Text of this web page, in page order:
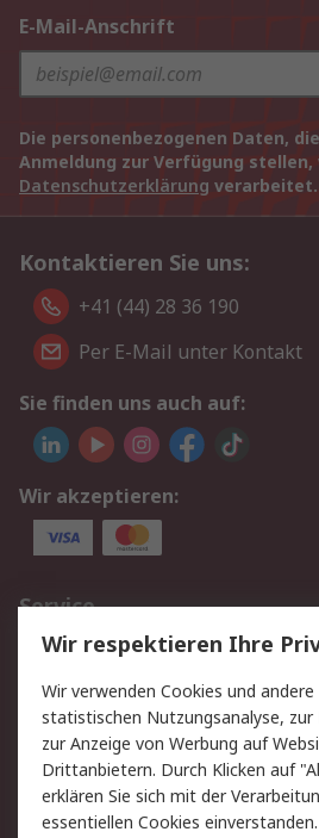
E-Mail-Anschrift
Die personenbezogenen Daten,
Anmeldung zur Verfügung
Datenschutzerklärung verarbeitet.
Kontaktieren Sie uns:
+41 (44) 28 36 190
Per E-Mail unter Kontakt
Sie finden uns auch auf:
Wir akzeptieren:
Service
Value Added Services
Rücksendungen
Hilfe
Rechtliches
AGB
Wir respektieren Ihre
Wir verwenden Cookies und
statistischen Nutzungsanalyse, zur
zur Anzeige von Werbung auf
Drittanbietern. Durch Klicken auf
erklären Sie sich mit der
essentiellen Cookies